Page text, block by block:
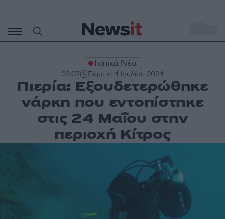
περιεχόμενο
Τοπικά Νέα
22:07 Πέμπτη 4 Ιουλίου 2024
Πιερία: Εξουδετερώθηκε
νάρκη που εντοπίστηκε
στις 24 Μαΐου στην
περιοχή Κίτρος